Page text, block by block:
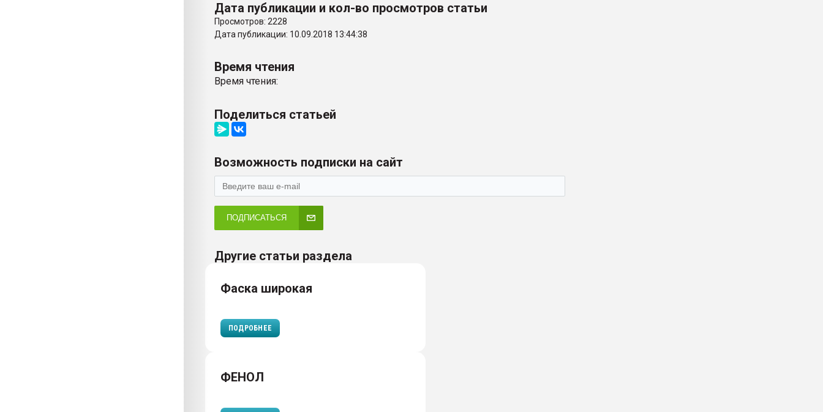
Дата публикации и кол-во просмотров статьи
Просмотров: 2228
Дата публикации: 10.09.2018 13:44:38
Время чтения
Время чтения:
Поделиться статьей
Возможность подписки на сайт
ПОДПИСАТЬСЯ
Другие статьи раздела
Фаска широкая
ПОДРОБНЕЕ
ФЕНОЛ